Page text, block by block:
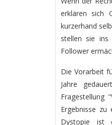
erklären sich
kurzerhand
stellen sie
Follower
Die Vorarbeit
Jahre
Fragestellung
Ergebnisse zu
Dystopie ist